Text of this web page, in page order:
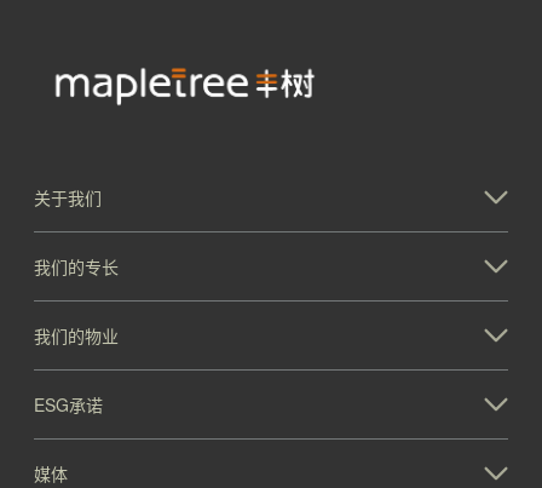
关于我们
我们的专长
我们的物业
ESG承诺
媒体